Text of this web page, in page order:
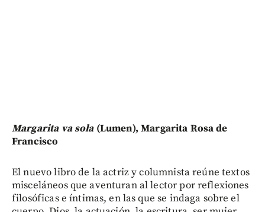
Margarita va sola(Lumen), Margarita Rosa de
Francisco
El nuevo libro de la actriz y columnista reúne textos
misceláneos que aventuran al lector por reflexiones
filosóficas e íntimas, en las que se indaga sobre el